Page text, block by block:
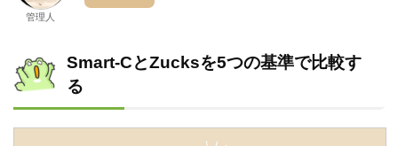
管理人
Smart-CとZucksを5つの基準で比較す
る